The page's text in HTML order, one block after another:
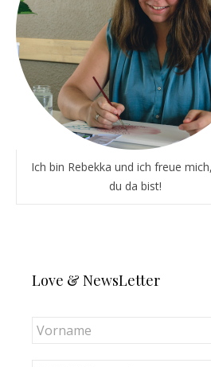
Ich bin Rebekka und ich freue
du da bist!
Love & NewsLetter